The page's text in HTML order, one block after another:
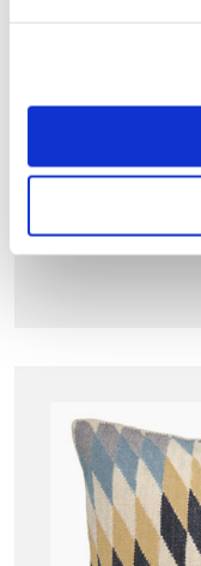
sivupöytänä.
siirtelyä. Stone